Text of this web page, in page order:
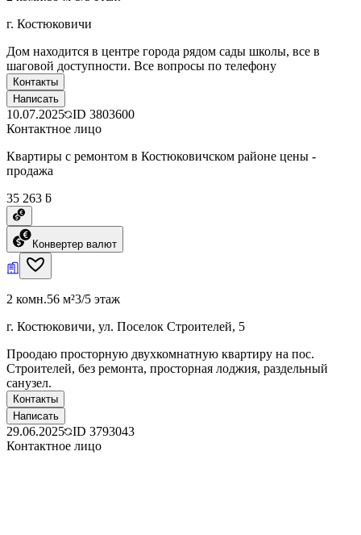
г. Костюковичи
Дом находится в центре города рядом сады школы, все в
шаговой доступности. Все вопросы по телефону
Контакты
Написать
10.07.2025 ID 3803600
Контактное лицо
Квартиры с ремонтом в Костюковичском районе цены -
продажа
35 263 ƃ
Конвертер валют
2 комн.56 м²3/5 этаж
г. Костюковичи, ул. Поселок Строителей, 5
Проодаю просторную двухкомнатную квартиру на пос.
Строителей, без ремонта, просторная лоджия, раздельный
санузел.
Контакты
Написать
29.06.2025 ID 3793043
Контактное лицо